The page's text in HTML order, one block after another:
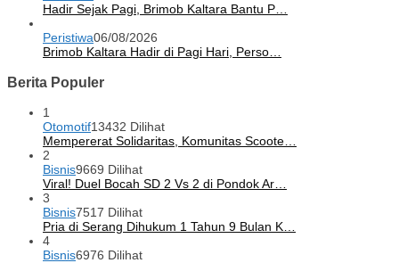
Hadir Sejak Pagi, Brimob Kaltara Bantu P…
Peristiwa06/08/2026
Brimob Kaltara Hadir di Pagi Hari, Perso…
Berita Populer
1
Otomotif13432 Dilihat
Mempererat Solidaritas, Komunitas Scoote…
2
Bisnis9669 Dilihat
Viral! Duel Bocah SD 2 Vs 2 di Pondok Ar…
3
Bisnis7517 Dilihat
Pria di Serang Dihukum 1 Tahun 9 Bulan K…
4
Bisnis6976 Dilihat